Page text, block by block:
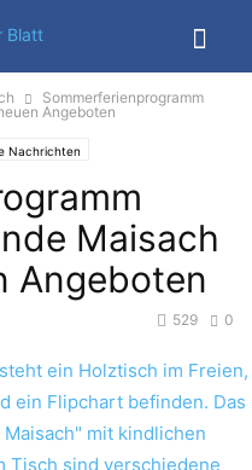
Sommerferienprogramm
Angeboten
Nachrichten
Maisach
Angeboten
0
529